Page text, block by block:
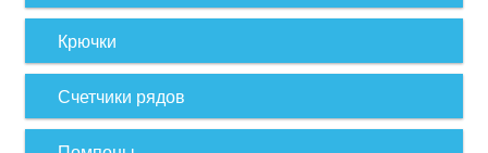
Крючки
Счетчики рядов